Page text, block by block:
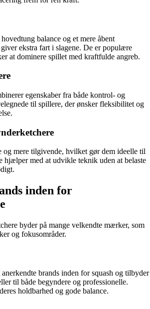
balance og et mere åbent
ekstra fart i slagene. De er populære
at dominere spillet med kraftfulde angreb.
egenskaber fra både kontrol- og
til spillere, der ønsker fleksibilitet og
og mere tilgivende, hvilket gør dem ideelle til
hjælper med at udvikle teknik uden at belaste
inden for
byder på mange velkendte mærker, som
og fokusområder.
brands inden for squash og tilbyder
til både begyndere og professionelle.
holdbarhed og gode balance.